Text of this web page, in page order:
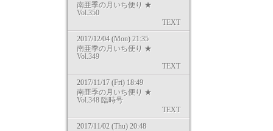
南亜季の月いち便り ★
Vol.350
TEXT
2017/12/04 (Mon) 21:35
南亜季の月いち便り ★
Vol.349
TEXT
2017/11/17 (Fri) 18:49
南亜季の月いち便り ★
Vol.348 臨時号
TEXT
2017/11/02 (Thu) 20:48